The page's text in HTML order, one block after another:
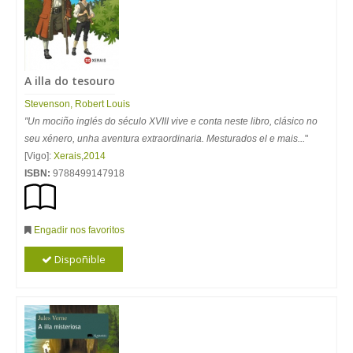
A illa do tesouro
Stevenson, Robert Louis
"Un mociño inglés do século XVIII vive e conta neste libro, clásico no
seu xénero, unha aventura extraordinaria. Mesturados el e mais..."
[Vigo]: Xerais,2014
ISBN: 9788499147918
Engadir nos favoritos
Dispoñible